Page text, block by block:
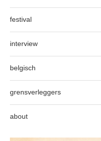
festival
interview
belgisch
grensverleggers
about